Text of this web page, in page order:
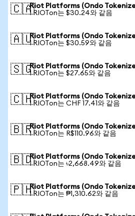
🇨🇦Riot Platforms (Ondo
1 RIOTon는 $30.24와 같음
🇦🇺Riot Platforms (Ondo
1 RIOTon는 $30.59와 같음
🇸🇬Riot Platforms (Ondo
1 RIOTon는 $27.65와 같음
🇨🇭Riot Platforms (Ondo
1 RIOTon는 CHF 17.41와 같음
🇧🇷Riot Platforms (Ondo
1 RIOTon는 R$110.96와 같음
🇧🇩Riot Platforms (Ondo
1 RIOTon는 ৳2,668.49와 같음
🇵🇭Riot Platforms (Ondo
1 RIOTon는 ₱1,310.62와 같음